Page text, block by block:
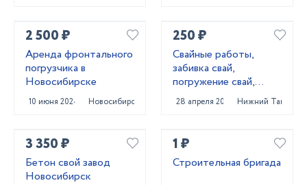
2 500 ₽
Аренда фронтального
погрузчика в
Новосибирске
10 июня 2024 Новосибирск
250 ₽
Свайные работы,
забивка свай,
погружение свай,
сваебойные работы,
свайный фундамент
28 апреля 2022 Нижний Тагил
3 350 ₽
Бетон свой завод
Новосибирск
1 ₽
Строительная бригада